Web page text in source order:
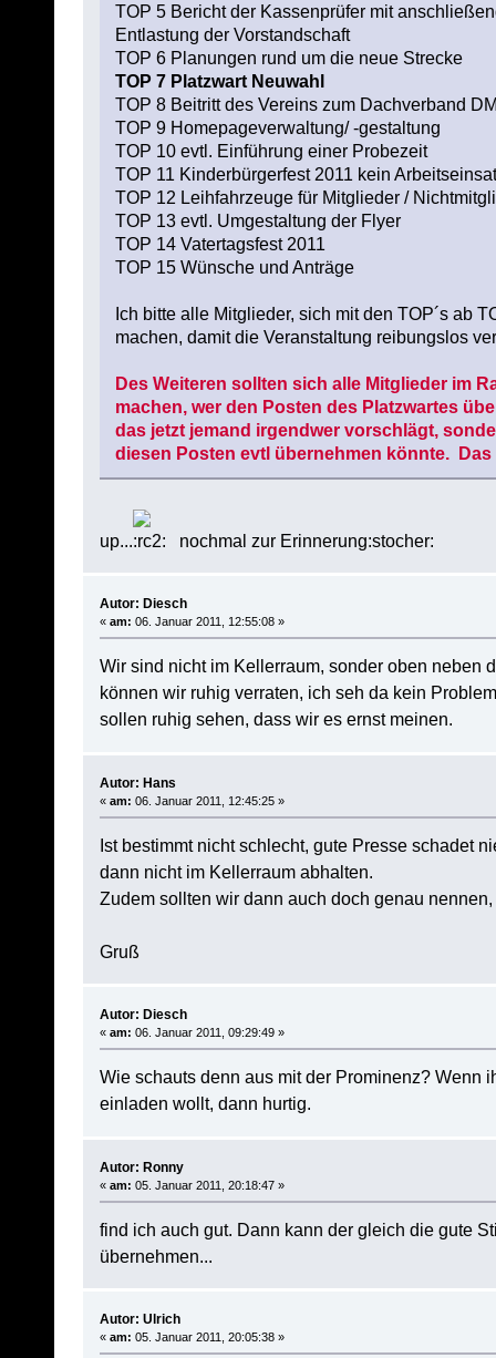
TOP 5 Bericht der Kassenprüfer mit
Entlastung der Vorstandschaft
TOP 6 Planungen rund um die neue Strecke
TOP 7 Platzwart Neuwahl
TOP 8 Beitritt des Vereins zum Dachverband
TOP 9 Homepageverwaltung/ -gestaltung
TOP 10 evtl. Einführung einer Probezeit
TOP 11 Kinderbürgerfest 2011 kein
TOP 12 Leihfahrzeuge für Mitglieder /
TOP 13 evtl. Umgestaltung der Flyer
TOP 14 Vatertagsfest 2011
TOP 15 Wünsche und Anträge
Ich bitte alle Mitglieder, sich mit den TOP´s ab
machen, damit die Veranstaltung reibungslos
Des Weiteren sollten sich alle Mitglieder im
machen, wer den Posten des Platzwartes
das jetzt jemand irgendwer vorschlägt,
diesen Posten evtl übernehmen könnte.
up... nochmal zur Erinnerung:stocher:
Autor: Diesch
« am: 06. Januar 2011, 12:55:08 »
Wir sind nicht im Kellerraum, sonder oben neben
können wir ruhig verraten, ich seh da kein
sollen ruhig sehen, dass wir es ernst meinen.
Autor: Hans
« am: 06. Januar 2011, 12:45:25 »
Ist bestimmt nicht schlecht, gute Presse schadet
dann nicht im Kellerraum abhalten.
Zudem sollten wir dann auch doch genau
Gruß
Autor: Diesch
« am: 06. Januar 2011, 09:29:49 »
Wie schauts denn aus mit der Prominenz? Wenn
einladen wollt, dann hurtig.
Autor: Ronny
« am: 05. Januar 2011, 20:18:47 »
find ich auch gut. Dann kann der gleich die gute
übernehmen...
Autor: Ulrich
« am: 05. Januar 2011, 20:05:38 »